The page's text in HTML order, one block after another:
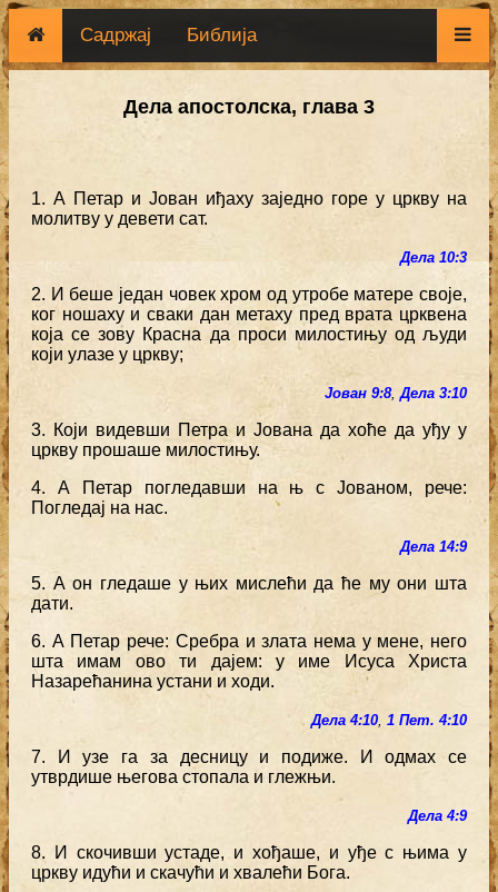
Садржај Библија
Дела апостолска, глава 3
1. А Петар и Јован иђаху заједно горе у цркву на
молитву у девети сат.
Дела 10:3
2. И беше један човек хром од утробе матере своје,
ког ношаху и сваки дан метаху пред врата црквена
која се зову Красна да проси милостињу од људи
који улазе у цркву;
Јован 9:8,Дела 3:10
3. Који видевши Петра и Јована да хоће да уђу у
цркву прошаше милостињу.
4. А Петар погледавши на њ с Јованом, рече:
Погледај на нас.
Дела 14:9
5. А он гледаше у њих мислећи да ће му они шта
дати.
6. А Петар рече: Сребра и злата нема у мене, него
шта имам ово ти дајем: у име Исуса Христа
Назарећанина устани и ходи.
Дела 4:10, 1 Пет. 4:10
7. И узе га за десницу и подиже. И одмах се
утврдише његова стопала и глежњи.
Дела 4:9
8. И скочивши устаде, и хођаше, и уђе с њима у
цркву идући и скачући и хвалећи Бога.